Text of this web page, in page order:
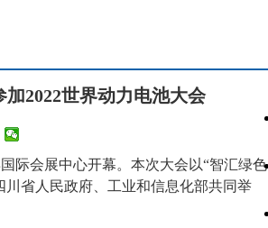
2022世界动力电池大会
际会展中心开幕。本次大会以“智汇绿色
川省人民政府、工业和信息化部共同举